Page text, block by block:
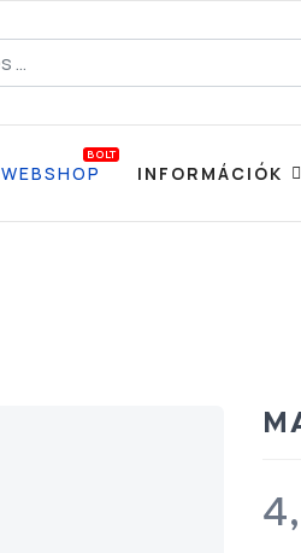
WEBSHOP
BOLT
INFORMÁCIÓK